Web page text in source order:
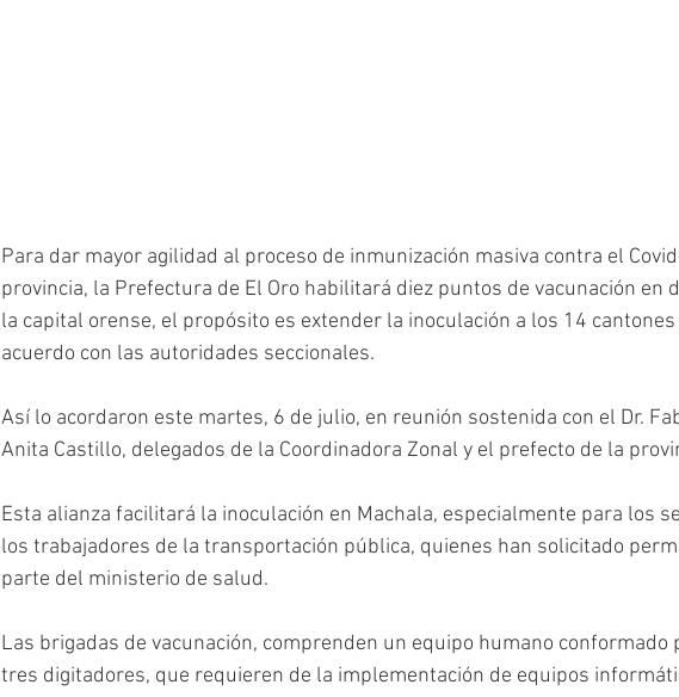
Para dar mayor agilidad al proceso de inmunización masiva contra el
provincia, la Prefectura de El Oro habilitará diez puntos de vacunación en
la capital orense, el propósito es extender la inoculación a los 14
acuerdo con las autoridades seccionales.
Así lo acordaron este martes, 6 de julio, en reunión sostenida con el Dr.
Anita Castillo, delegados de la Coordinadora Zonal y el prefecto de la
Esta alianza facilitará la inoculación en Machala, especialmente para los
los trabajadores de la transportación pública, quienes han solicitado
parte del ministerio de salud.
Las brigadas de vacunación, comprenden un equipo humano conformado
tres digitadores, que requieren de la implementación de equipos